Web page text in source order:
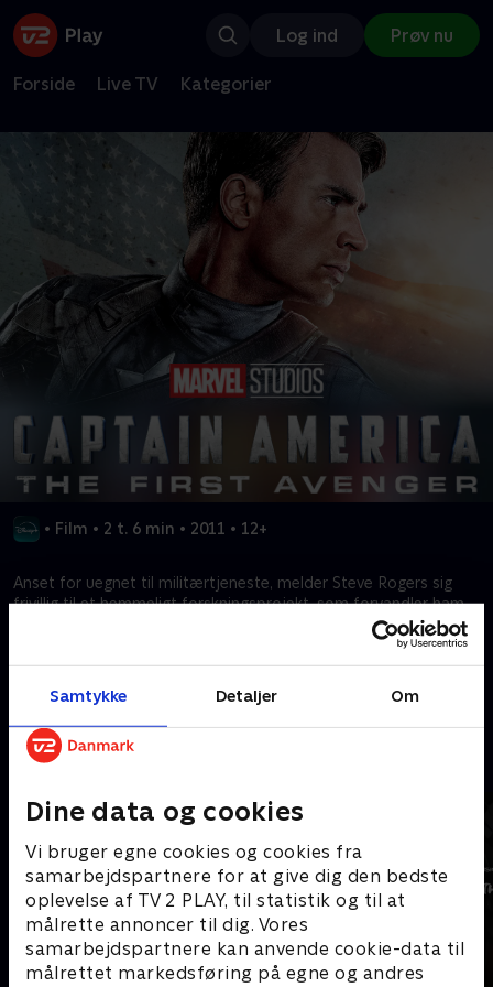
Samtykke Detaljer Om
Dine data og cookies
Vi bruger egne cookies og cookies fra
samarbejdspartnere for at give dig den bedste
oplevelse af TV 2 PLAY, til statistik og til at
målrette annoncer til dig. Vores
samarbejdspartnere kan anvende cookie-data til
målrettet markedsføring på egne og andres
Log ind Prøv nu
Forside Live TV Kategorier
• Film • 2 t. 6 min • 2011 • 12+
Anset for uegnet til militærtjeneste, melder Steve Rogers sig
frivillig til et hemmeligt forskningsprojekt, som forvandler ham
Kræver tilkøb
Mere indhold fra Disney+